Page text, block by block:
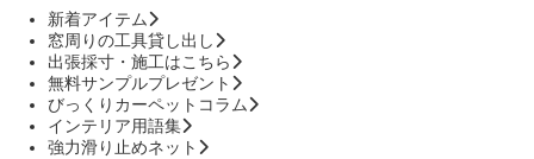
新着アイテム
窓周りの工具貸し出し
出張採寸・施工はこちら
無料サンプルプレゼント
びっくりカーペットコラム
インテリア用語集
強力滑り止めネット